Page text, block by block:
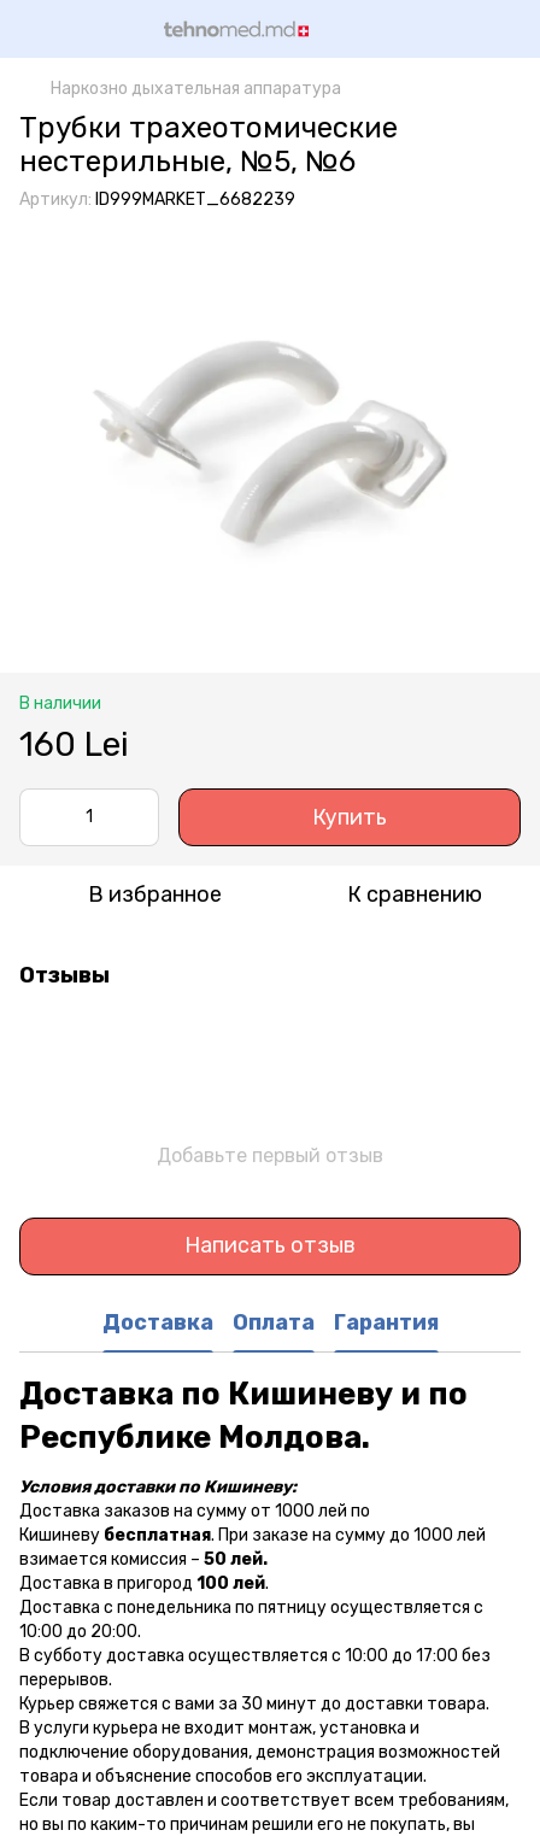
Наркозно дыхательная аппаратура
Трубки трахеотомические
нестерильные, №5, №6
Артикул: ID999MARKET_6682239
В наличии
160 Lei
Купить
В избранное К сравнению
Отзывы
Добавьте первый отзыв
Написать отзыв
Доставка Оплата Гарантия
Доставка по Кишиневу и по
Республике Молдова.
Условия доставки по Кишиневу:
Доставка заказов на сумму от 1000 лей по
Кишиневу бесплатная. При заказе на сумму до 1000 лей
взимается комиссия – 50 лей.
Доставка в пригород 100 лей.
Доставка с понедельника по пятницу осуществляется с
10:00 до 20:00.
В субботу доставка осуществляется с 10:00 до 17:00 без
перерывов.
Курьер свяжется с вами за 30 минут до доставки товара.
В услуги курьера не входит монтаж, установка и
подключение оборудования, демонстрация возможностей
товара и объяснение способов его эксплуатации.
Если товар доставлен и соответствует всем требованиям,
но вы по каким-то причинам решили его не покупать, вы